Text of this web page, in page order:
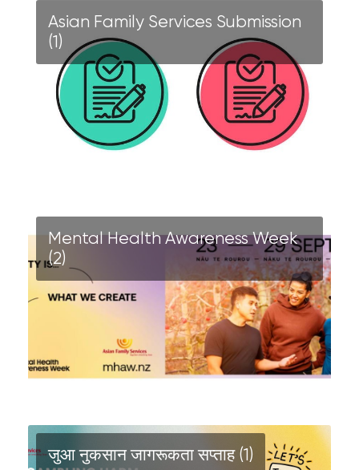
Asian Family Services Submission
(1)
Mental Health Awareness Week
(2)
जुआ नुकसान जागरूकता सप्ताह (1)